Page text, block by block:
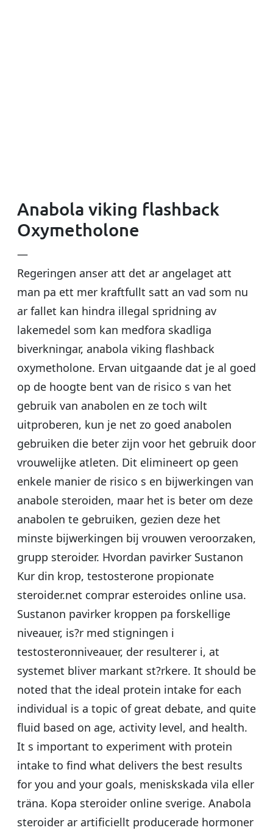
Anabola viking flashback
Oxymetholone
—
Regeringen anser att det ar angelaget att
man pa ett mer kraftfullt satt an vad som nu
ar fallet kan hindra illegal spridning av
lakemedel som kan medfora skadliga
biverkningar, anabola viking flashback
oxymetholone. Ervan uitgaande dat je al goed
op de hoogte bent van de risico s van het
gebruik van anabolen en ze toch wilt
uitproberen, kun je net zo goed anabolen
gebruiken die beter zijn voor het gebruik door
vrouwelijke atleten. Dit elimineert op geen
enkele manier de risico s en bijwerkingen van
anabole steroiden, maar het is beter om deze
anabolen te gebruiken, gezien deze het
minste bijwerkingen bij vrouwen veroorzaken,
grupp steroider. Hvordan pavirker Sustanon
Kur din krop, testosterone propionate
steroider.net comprar esteroides online usa.
Sustanon pavirker kroppen pa forskellige
niveauer, is?r med stigningen i
testosteronniveauer, der resulterer i, at
systemet bliver markant st?rkere. It should be
noted that the ideal protein intake for each
individual is a topic of great debate, and quite
fluid based on age, activity level, and health.
It s important to experiment with protein
intake to find what delivers the best results
for you and your goals, meniskskada vila eller
träna. Kopa steroider online sverige. Anabola
steroider ar artificiellt producerade hormoner